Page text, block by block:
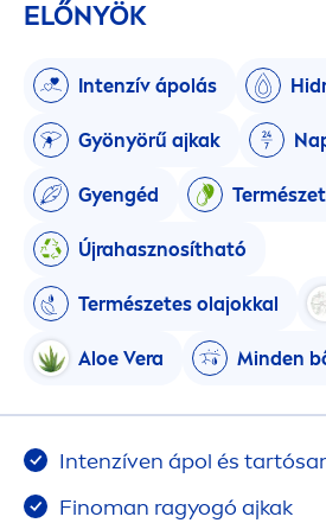
ELŐNYÖK
Intenzív ápolás
Gyönyörű ajkak
Gyengéd
Újrahasznosítható
Természetes olajokkal
Aloe Vera Minden
Intenzíven ápol és
Finoman ragyogó ajkak